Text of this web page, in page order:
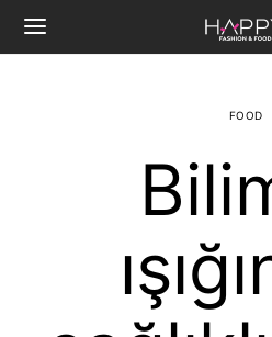
FOOD